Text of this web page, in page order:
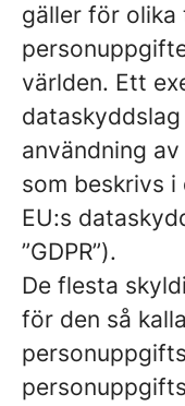
gäller för olika
världen. Ett
användning
som beskrivs
EU:s
”GDPR”).
De flesta
för den så